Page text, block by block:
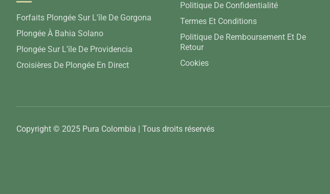
Forfaits Plongée Sur L'île De Gorgona
Plongée À Bahia Solano
Plongée Sur L'île De Providencia
Croisières De Plongée En Direct
Politique De Confidentialité
Termes Et Conditions
Politique De Remboursement Et De
Retour
Cookies
Copyright © 2025 Pura Colombia | Tous droits réservés